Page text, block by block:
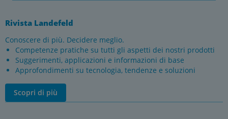
Rivista Landefeld
Conoscere di più. Decidere meglio.
Competenze pratiche su tutti gli aspetti dei nostri prodotti
Suggerimenti, applicazioni e informazioni di base
Approfondimenti su tecnologia, tendenze e soluzioni
Scopri di più